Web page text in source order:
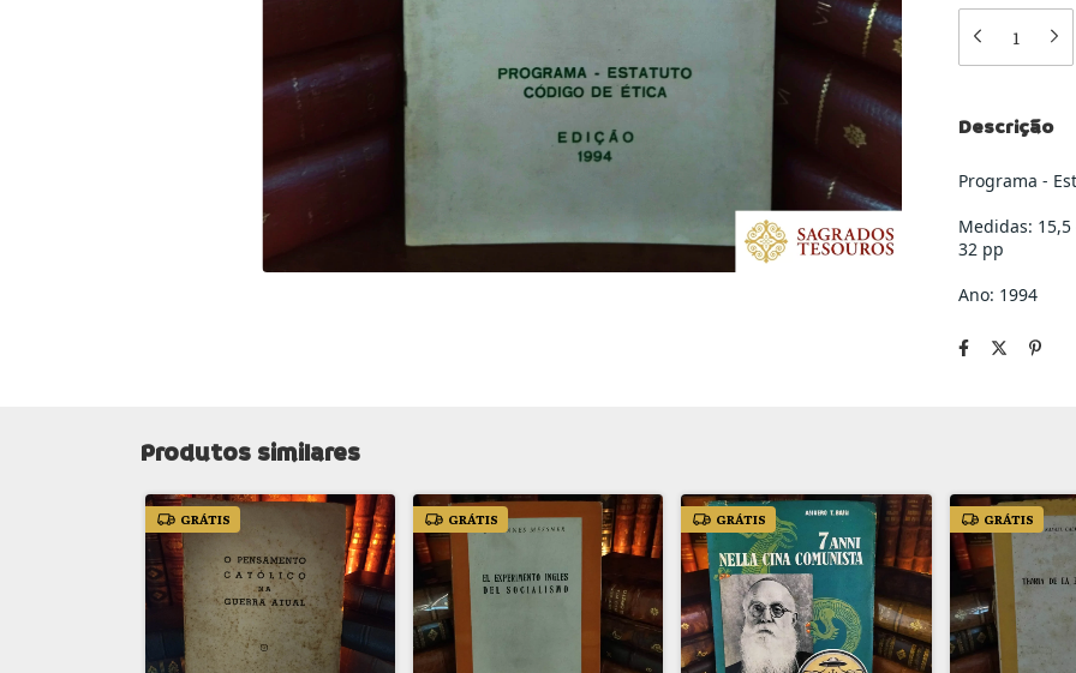
Descrição
Programa -
Medidas: 15,5
32 pp
Ano: 1994
Produtos similares
GRÁTIS GRÁTIS GRÁTIS GRÁTIS